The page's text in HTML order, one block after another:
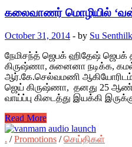
கலைவாணர் மொழியில்
October 31, 2014 - by Su
நேமிசந்த் ஜெபக் ஹிதேஷ் ஜெபக்
கிருஷ்ணா, சுனைனா நடிக்க,
ஆர்.கே.செல்வமணி ஆகியோரிடம்
ஜெய் கிருஷ்ணா, தனது 25
வாய்ப்பு கிடைத்து இயக்கி
Read More
. /Promotions /செய்திகள்